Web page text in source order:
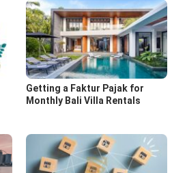
Getting a Faktur Pajak for
Monthly Bali Villa Rentals